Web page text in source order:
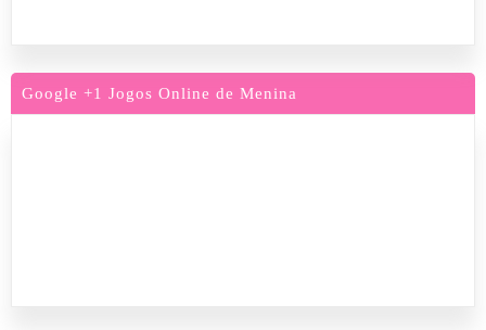
Google +1 Jogos Online de Menina